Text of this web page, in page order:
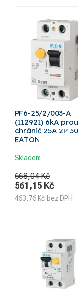
PF6-25/2/003-A
(112921) 6kA
chránič 25A 2P
EATON
Skladem
668,04 Kč
561,15 Kč
463,76 Kč bez DPH